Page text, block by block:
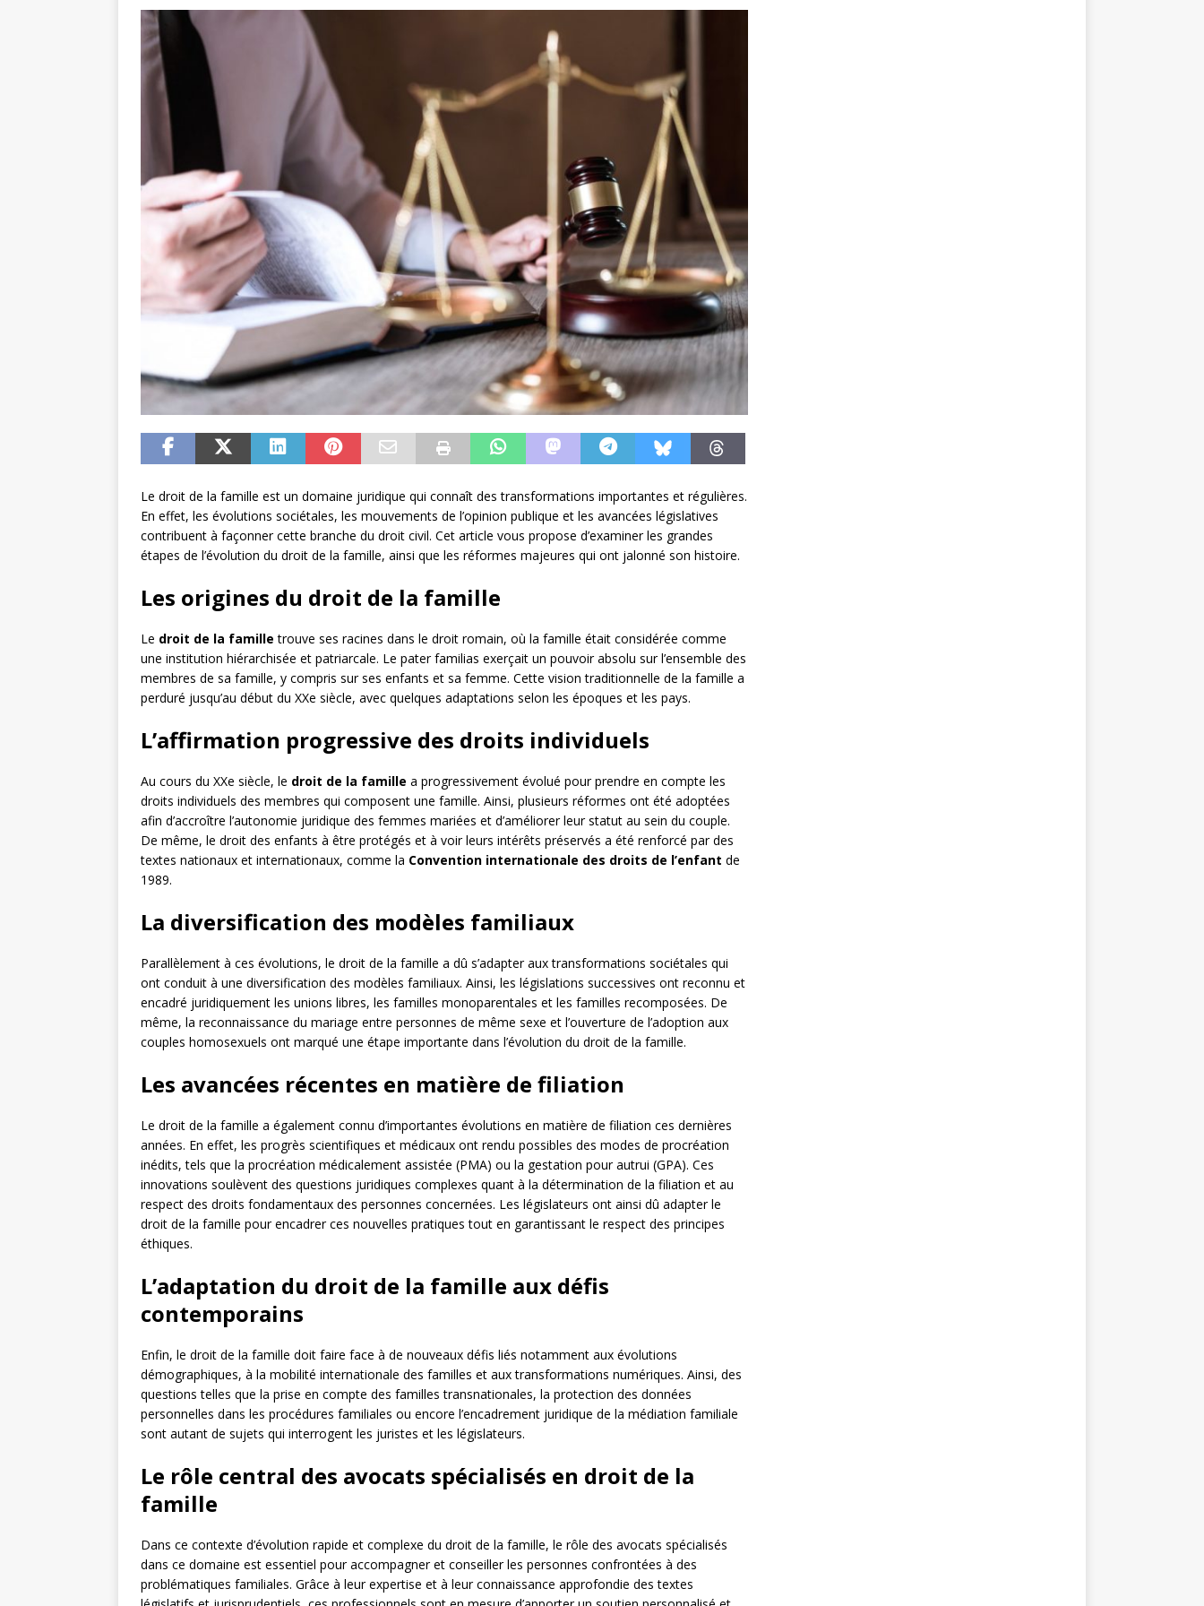
Le droit de la famille est un domaine juridique qui connaît des transformations importantes et régulières.
En effet, les évolutions sociétales, les mouvements de l’opinion publique et les avancées législatives
contribuent à façonner cette branche du droit civil. Cet article vous propose d’examiner les grandes
étapes de l’évolution du droit de la famille, ainsi que les réformes majeures qui ont jalonné son histoire.
Les origines du droit de la famille
Le droit de la famille trouve ses racines dans le droit romain, où la famille était considérée comme
une institution hiérarchisée et patriarcale. Le pater familias exerçait un pouvoir absolu sur l’ensemble des
membres de sa famille, y compris sur ses enfants et sa femme. Cette vision traditionnelle de la famille a
perduré jusqu’au début du XXe siècle, avec quelques adaptations selon les époques et les pays.
L’affirmation progressive des droits individuels
Au cours du XXe siècle, le droit de la famille a progressivement évolué pour prendre en compte les
droits individuels des membres qui composent une famille. Ainsi, plusieurs réformes ont été adoptées
afin d’accroître l’autonomie juridique des femmes mariées et d’améliorer leur statut au sein du couple.
De même, le droit des enfants à être protégés et à voir leurs intérêts préservés a été renforcé par des
textes nationaux et internationaux, comme la Convention internationale des droits de l’enfant de
1989.
La diversification des modèles familiaux
Parallèlement à ces évolutions, le droit de la famille a dû s’adapter aux transformations sociétales qui
ont conduit à une diversification des modèles familiaux. Ainsi, les législations successives ont reconnu et
encadré juridiquement les unions libres, les familles monoparentales et les familles recomposées. De
même, la reconnaissance du mariage entre personnes de même sexe et l’ouverture de l’adoption aux
couples homosexuels ont marqué une étape importante dans l’évolution du droit de la famille.
Les avancées récentes en matière de filiation
Le droit de la famille a également connu d’importantes évolutions en matière de filiation ces dernières
années. En effet, les progrès scientifiques et médicaux ont rendu possibles des modes de procréation
inédits, tels que la procréation médicalement assistée (PMA) ou la gestation pour autrui (GPA). Ces
innovations soulèvent des questions juridiques complexes quant à la détermination de la filiation et au
respect des droits fondamentaux des personnes concernées. Les législateurs ont ainsi dû adapter le
droit de la famille pour encadrer ces nouvelles pratiques tout en garantissant le respect des principes
éthiques.
L’adaptation du droit de la famille aux défis
contemporains
Enfin, le droit de la famille doit faire face à de nouveaux défis liés notamment aux évolutions
démographiques, à la mobilité internationale des familles et aux transformations numériques. Ainsi, des
questions telles que la prise en compte des familles transnationales, la protection des données
personnelles dans les procédures familiales ou encore l’encadrement juridique de la médiation familiale
sont autant de sujets qui interrogent les juristes et les législateurs.
Le rôle central des avocats spécialisés en droit de la
famille
Dans ce contexte d’évolution rapide et complexe du droit de la famille, le rôle des avocats spécialisés
dans ce domaine est essentiel pour accompagner et conseiller les personnes confrontées à des
problématiques familiales. Grâce à leur expertise et à leur connaissance approfondie des textes